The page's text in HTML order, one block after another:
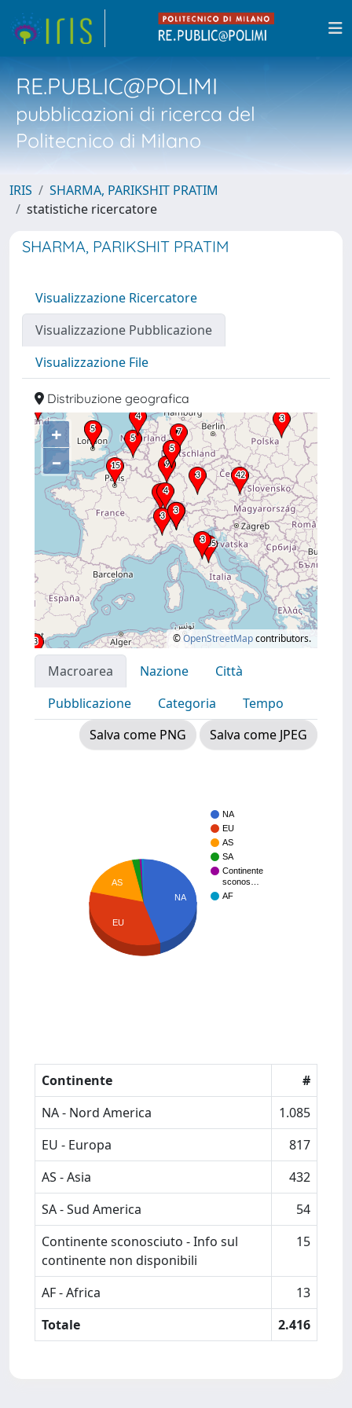
RE.PUBLIC@POLIMI
pubblicazioni di ricerca del
Politecnico di Milano
IRIS
SHARMA, PARIKSHIT PRATIM
statistiche ricercatore
SHARMA, PARIKSHIT PRATIM
Visualizzazione Ricercatore
Visualizzazione Pubblicazione
Visualizzazione File
Distribuzione geografica
+
–
©OpenStreetMapcontributors.
Macroarea Nazione
Città
Pubblicazione
Categoria
Tempo
Salva come PNG
Salva come JPEG
NA
EU
AS
SA
Continente
sconos…
AF
NA
AS
EU
Continente
#
NA - Nord America
1.085
EU - Europa
817
AS - Asia
432
SA - Sud America
54
Continente sconosciuto - Info sul
continente non disponibili
15
AF - Africa
13
Totale
2.416